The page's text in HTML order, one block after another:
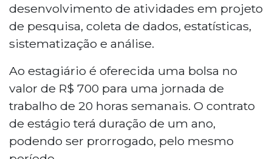
desenvolvimento de atividades em projeto
de pesquisa, coleta de dados, estatísticas,
sistematização e análise.
Ao estagiário é oferecida uma bolsa no
valor de R$ 700 para uma jornada de
trabalho de 20 horas semanais. O contrato
de estágio terá duração de um ano,
podendo ser prorrogado, pelo mesmo